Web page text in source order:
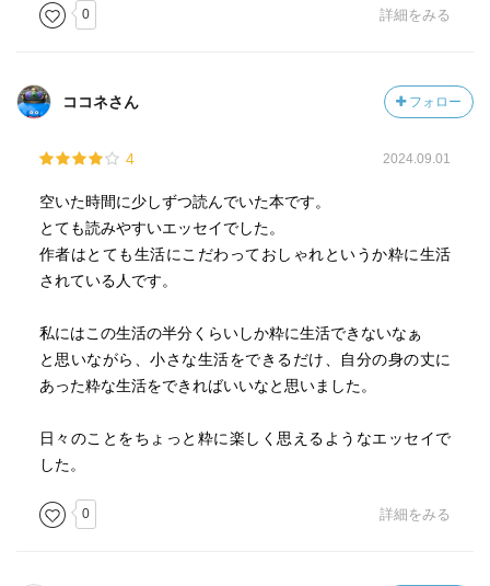
0 詳細をみる
ココネさん フォロー
4 2024.09.01
空いた時間に少しずつ読んでいた本です。
とても読みやすいエッセイでした。
作者はとても生活にこだわっておしゃれというか粋に生活
されている人です。
私にはこの生活の半分くらいしか粋に生活できないなぁ
と思いながら、小さな生活をできるだけ、自分の身の丈に
あった粋な生活をできればいいなと思いました。
日々のことをちょっと粋に楽しく思えるようなエッセイで
した。
0 詳細をみる